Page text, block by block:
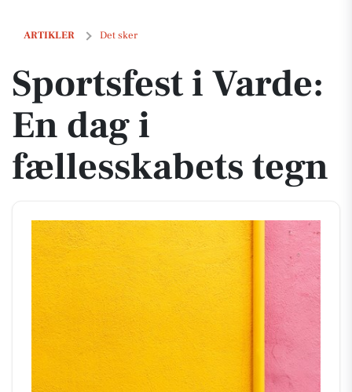
ARTIKLER Det sker
Sportsfest i Varde: En dag i fællesskabets tegn
Sportsfest i Varde:
En dag i
fællesskabets tegn